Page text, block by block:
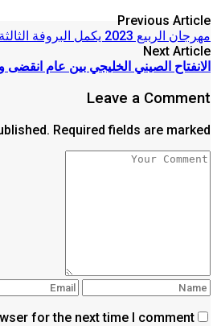
Previous Article
مهرجان الربيع 2023 يكمل البروفة الثالثة
Next Article
الانفتاح الصيني الخليجي بين عام
Leave a Comment
Required fields are marked *
for the next time I comment.